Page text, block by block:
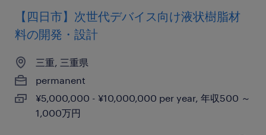
【四日市】次世代デバイス向け液状樹脂材
料の開発・設計
三重, 三重県
permanent
¥5,000,000 - ¥10,000,000 per year, 年収500 ～
1,000万円